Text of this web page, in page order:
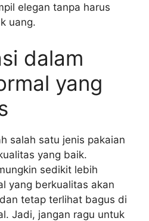
elegan tanpa harus
uang.
dalam
yang
salah satu jenis pakaian
yang baik.
sedikit lebih
yang berkualitas akan
tetap terlihat bagus di
Jadi, jangan ragu untuk